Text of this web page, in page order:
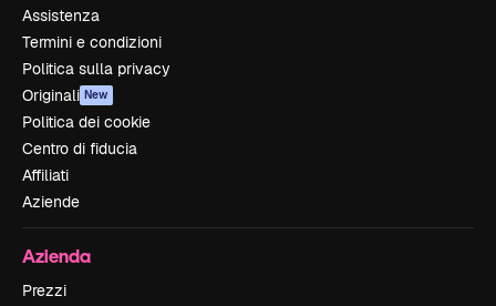
Assistenza
Termini e condizioni
Politica sulla privacy
Originali New
Politica dei cookie
Centro di fiducia
Affiliati
Aziende
Azienda
Prezzi